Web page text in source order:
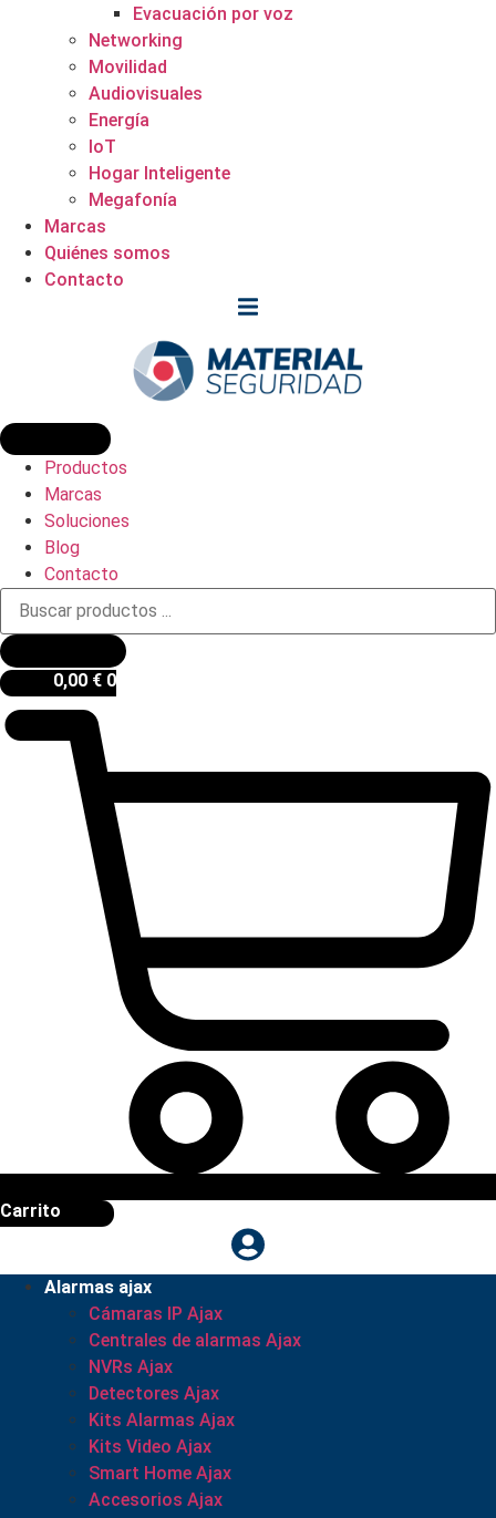
Evacuación por voz
Networking
Movilidad
Audiovisuales
Energía
IoT
Hogar Inteligente
Megafonía
Marcas
Quiénes somos
Contacto
Productos
Marcas
Soluciones
Blog
Contacto
Búsqueda
productos
0,00 € 0
Carrito
Alarmas ajax
Cámaras IP Ajax
Centrales de alarmas Ajax
NVRs Ajax
Detectores Ajax
Kits Alarmas Ajax
Kits Video Ajax
Smart Home Ajax
Accesorios Ajax